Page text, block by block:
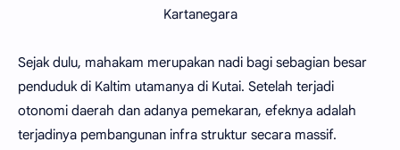
Kartanegara
Sejak dulu, mahakam merupakan nadi bagi sebagian besar
penduduk di Kaltim utamanya di Kutai. Setelah terjadi
otonomi daerah dan adanya pemekaran, efeknya adalah
terjadinya pembangunan infra struktur secara massif.